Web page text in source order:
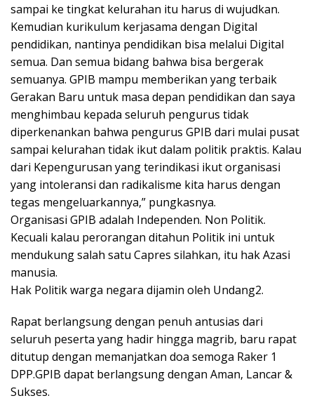
sampai ke tingkat kelurahan itu harus di wujudkan.
Kemudian kurikulum kerjasama dengan Digital
pendidikan, nantinya pendidikan bisa melalui Digital
semua. Dan semua bidang bahwa bisa bergerak
semuanya. GPIB mampu memberikan yang terbaik
Gerakan Baru untuk masa depan pendidikan dan saya
menghimbau kepada seluruh pengurus tidak
diperkenankan bahwa pengurus GPIB dari mulai pusat
sampai kelurahan tidak ikut dalam politik praktis. Kalau
dari Kepengurusan yang terindikasi ikut organisasi
yang intoleransi dan radikalisme kita harus dengan
tegas mengeluarkannya,” pungkasnya.
Organisasi GPIB adalah Independen. Non Politik.
Kecuali kalau perorangan ditahun Politik ini untuk
mendukung salah satu Capres silahkan, itu hak Azasi
manusia.
Hak Politik warga negara dijamin oleh Undang2.
Rapat berlangsung dengan penuh antusias dari
seluruh peserta yang hadir hingga magrib, baru rapat
ditutup dengan memanjatkan doa semoga Raker 1
DPP.GPIB dapat berlangsung dengan Aman, Lancar &
Sukses.